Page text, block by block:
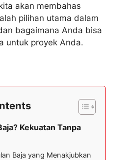
akan membahas
pilihan utama dalam
bagaimana Anda bisa
untuk proyek Anda.
Kekuatan Tanpa
Baja yang Menakjubkan